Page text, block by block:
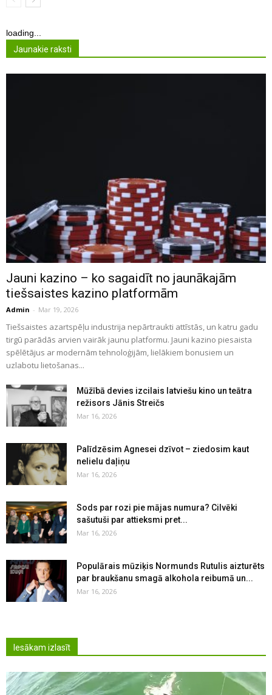
loading...
Jaunakie raksti
Jauni kazino – ko sagaidīt no jaunākajām
tiešsaistes kazino platformām
Admin - Mar 19, 2026
Tiešsaistes azartspēļu industrija nepārtraukti attīstās, un katru gadu
tirgū parādās arvien vairāk jaunu platformu. Jauni kazino piesaista
spēlētājus ar modernām tehnoloģijām, lielākiem bonusiem un
uzlabotu lietošanas...
Mūžībā devies izcilais latviešu kino un teātra
režisors Jānis Streičs
Mar 16, 2026
Palīdzēsim Agnesei dzīvot – ziedosim kaut
nelielu daļiņu
Mar 16, 2026
Sods par rozi pie mājas numura? Cilvēki
sašutuši par attieksmi pret...
Mar 16, 2026
Populārais mūziķis Normunds Rutulis aizturēts
par braukšanu smagā alkohola reibumā un...
Mar 16, 2026
Iesākam izlasīt